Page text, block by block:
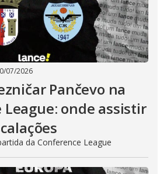
07/2026
Pančevo na
League: onde assistir
da Conference League